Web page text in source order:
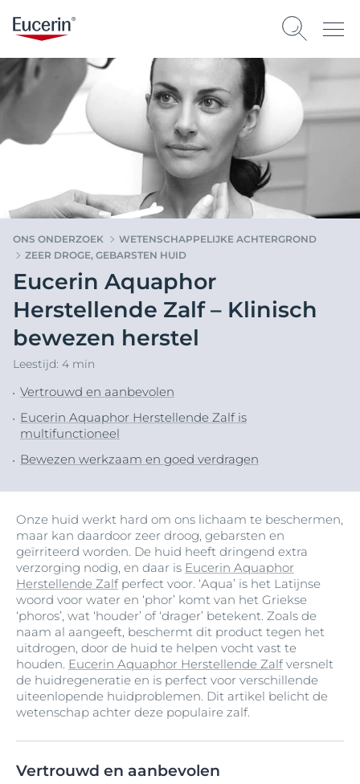
ONS ONDERZOEK
WETENSCHAPPELIJKE ACHTERGROND
ZEER DROGE, GEBARSTEN HUID
Eucerin Aquaphor
Herstellende Zalf – Klinisch
bewezen herstel
Leestijd: 4 min
Vertrouwd en aanbevolen
Eucerin Aquaphor Herstellende Zalf is
multifunctioneel
Bewezen werkzaam en goed verdragen
Onze huid werkt hard om ons lichaam te beschermen,
maar kan daardoor zeer droog, gebarsten en
geïrriteerd worden. De huid heeft dringend extra
verzorging nodig, en daar is Eucerin Aquaphor
Herstellende Zalfperfect voor. ‘Aqua’ is het Latijnse
woord voor water en ‘phor’ komt van het Griekse
‘phoros’, wat ‘houder’ of ‘drager’ betekent. Zoals de
naam al aangeeft, beschermt dit product tegen het
uitdrogen, door de huid te helpen vocht vast te
houden. Eucerin Aquaphor Herstellende Zalfversnelt
de huidregeneratie en is perfect voor verschillende
uiteenlopende huidproblemen. Dit artikel belicht de
wetenschap achter deze populaire zalf.
Vertrouwd en aanbevolen